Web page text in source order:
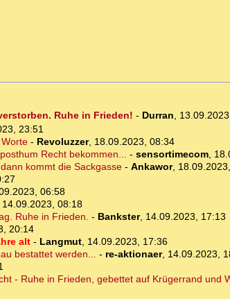
Ruhe in Frieden! - Durran,
23:51
- Revoluzzer, 18.09.2023, 08:34
Recht bekommen... - sensortimecom,
kommt die Sackgasse- Ankawor,
06:58
14.09.2023, 08:18
Ruhe in Frieden. - Bankster, 14.09.2023, 17:13
20:14
alt- Langmut, 14.09.2023, 17:36
bestattet werden... - re-aktionaer, 14.09.2023,
- Ruhe in Frieden, gebettet auf Krügerrand und